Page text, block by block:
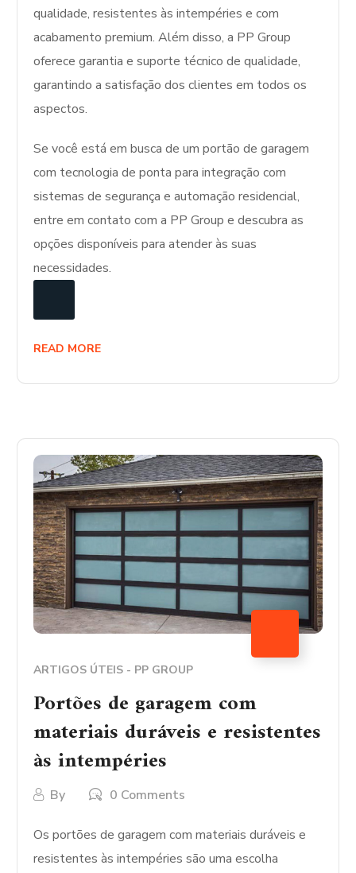
qualidade, resistentes às intempéries e com
acabamento premium. Além disso, a PP Group
oferece garantia e suporte técnico de qualidade,
garantindo a satisfação dos clientes em todos os
aspectos.
Se você está em busca de um portão de garagem
com tecnologia de ponta para integração com
sistemas de segurança e automação residencial,
entre em contato com a PP Group e descubra as
opções disponíveis para atender às suas
necessidades.
READ MORE
ARTIGOS ÚTEIS - PP GROUP
Portões de garagem com
materiais duráveis e resistentes
às intempéries
By 0 Comments
Os portões de garagem com materiais duráveis e
resistentes às intempéries são uma escolha